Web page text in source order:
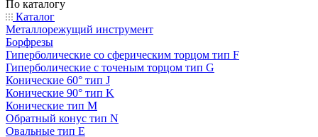
По каталогу
Каталог
Металлорежущий инструмент
Борфрезы
Гиперболические cо сферическим торцом тип F
Гиперболические с точеным торцом тип G
Конические 60° тип J
Конические 90° тип K
Конические тип M
Обратный конус тип N
Овальные тип E